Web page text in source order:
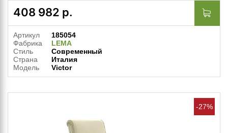
408 982 р.
Артикул
185054
Фабрика
LEMA
Стиль
Современный
Страна
Италия
Модель
Victor
-27%